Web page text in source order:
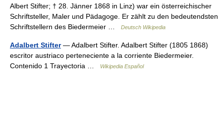
Albert Stifter; † 28. Jänner 1868 in Linz) war ein österreichischer
Schriftsteller, Maler und Pädagoge. Er zählt zu den bedeutendsten
Schriftstellern des Biedermeier …
Deutsch Wikipedia
Adalbert Stifter— Adalbert Stifter. Adalbert Stifter (1805 1868)
escritor austriaco perteneciente a la corriente Biedermeier.
Contenido 1 Trayectoria …
Wikipedia Español